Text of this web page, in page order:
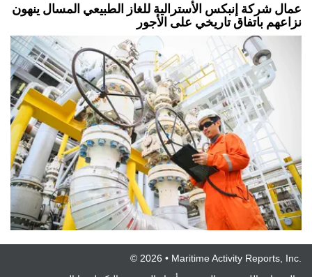
عمال شركة إنبكس الأسترالية للغاز الطبيعي المسال ينهون
نزاعهم باتفاق تاريخي على الأجور
© 2026 • Maritime Activity Reports, Inc.